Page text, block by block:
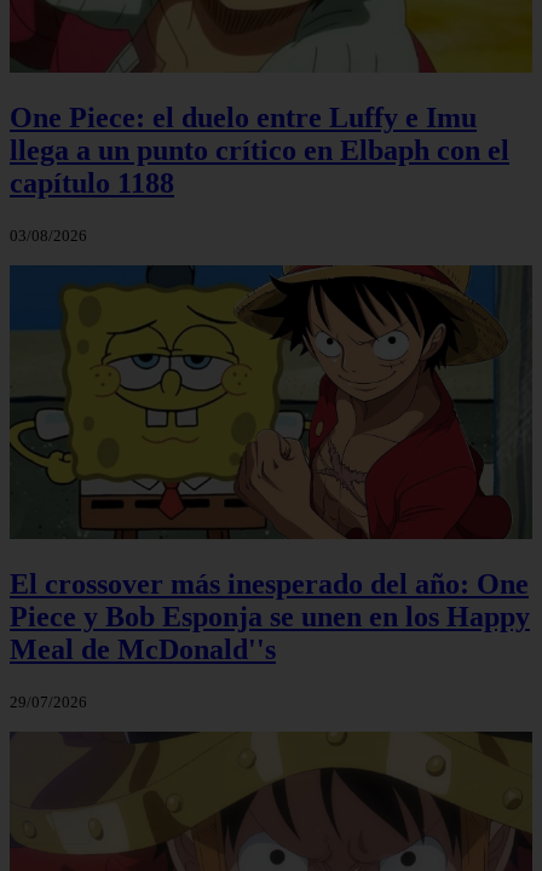
One Piece: el duelo entre Luffy e Imu
llega a un punto crítico en Elbaph con el
capítulo 1188
03/08/2026
El crossover más inesperado del año: One
Piece y Bob Esponja se unen en los Happy
Meal de McDonald''s
29/07/2026